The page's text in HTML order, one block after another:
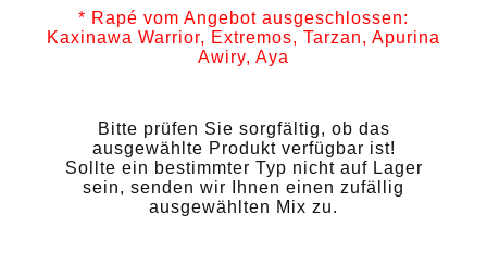
* Rapé vom Angebot ausgeschlossen:
Kaxinawa Warrior, Extremos, Tarzan, Apurina
Awiry, Aya
Bitte prüfen Sie sorgfältig, ob das
ausgewählte Produkt verfügbar ist!
Sollte ein bestimmter Typ nicht auf Lager
sein, senden wir Ihnen einen zufällig
ausgewählten Mix zu.